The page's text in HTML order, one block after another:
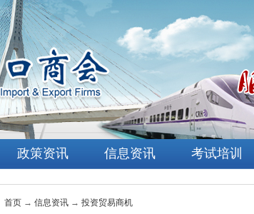
政策资讯 信息资讯 考试培训
首页→ 信息资讯→ 投资贸易商机